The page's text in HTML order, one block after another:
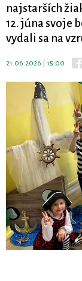
najstarších
12. júna svoje
vydali sa na
21.06.2026 | 15:00